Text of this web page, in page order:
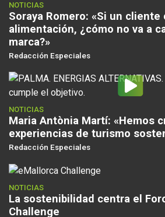
NOTICIAS
Soraya Romero: «Si un cliente
alimentación, ¿cómo no va a
marca?»
Redacción Especiales
NOTICIAS
Maria Antònia Martí: «Hemos
experiencias de turismo
Redacción Especiales
NOTICIAS
La sostenibilidad centra el
Challenge